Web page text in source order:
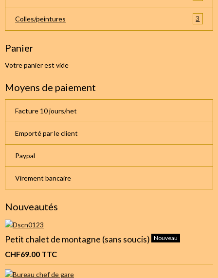
Colles/peintures 3
Panier
Votre panier est vide
Moyens de paiement
Facture 10 jours/net
Emporté par le client
Paypal
Virement bancaire
Nouveautés
Petit chalet de montagne (sans soucis) Nouveau
CHF69.00 TTC